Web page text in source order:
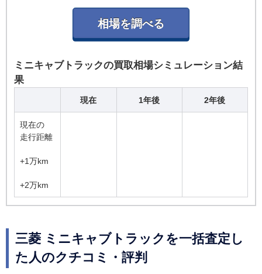
ミニキャブトラックの買取相場シミュレーション結
果
現在 1年後 2年後
現在の
走行距離
+1万km
+2万km
三菱 ミニキャブトラックを一括査定し
た人のクチコミ・評判